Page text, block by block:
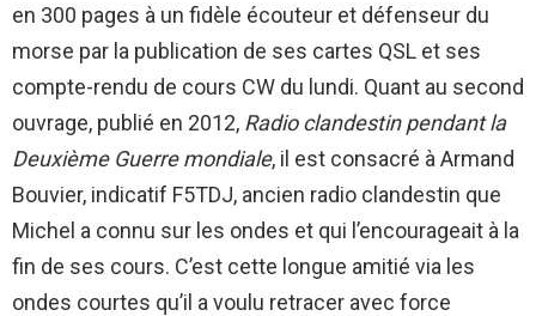
en 300 pages à un fidèle écouteur et défenseur du
morse par la publication de ses cartes QSL et ses
compte-rendu de cours CW du lundi. Quant au second
ouvrage, publié en 2012, Radio clandestin pendant la
Deuxième Guerre mondiale, il est consacré à Armand
Bouvier, indicatif F5TDJ, ancien radio clandestin que
Michel a connu sur les ondes et qui l’encourageait à la
fin de ses cours. C’est cette longue amitié via les
ondes courtes qu’il a voulu retracer avec force